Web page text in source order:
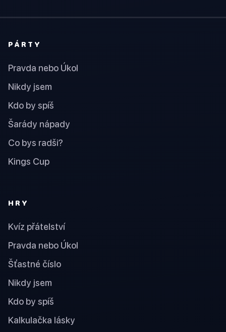
PÁRTY
Pravda nebo Úkol
Nikdy jsem
Kdo by spíš
Šarády nápady
Co bys radši?
Kings Cup
HRY
Kvíz přátelství
Pravda nebo Úkol
Šťastné číslo
Nikdy jsem
Kdo by spíš
Kalkulačka lásky